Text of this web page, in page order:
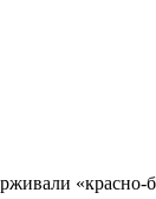
«красно-